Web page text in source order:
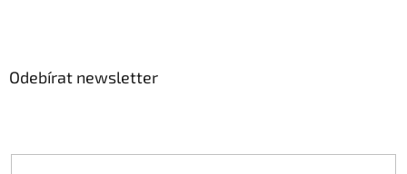
Odebírat newsletter